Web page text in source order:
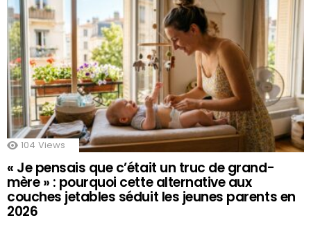
104 Views
« Je pensais que c’était un truc de grand-
mère » : pourquoi cette alternative aux
couches jetables séduit les jeunes parents en
2026